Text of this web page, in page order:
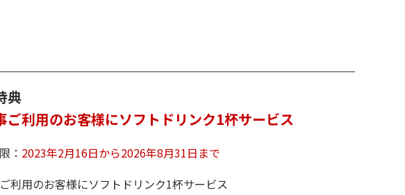
典
ご利用のお客様にソフトドリンク1杯サービス
： 2023年2月16日から2026年8月31日まで
利用のお客様にソフトドリンク1杯サービス